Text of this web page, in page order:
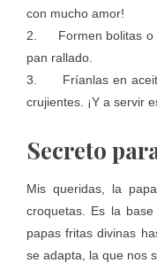
con mucho amor!
2. Formen bolitas o
pan rallado.
3. Fríanlas en aceite
crujientes. ¡Y a servir
Secreto
Mis queridas, la
croquetas. Es la
papas fritas divinas
se adapta, la que nos